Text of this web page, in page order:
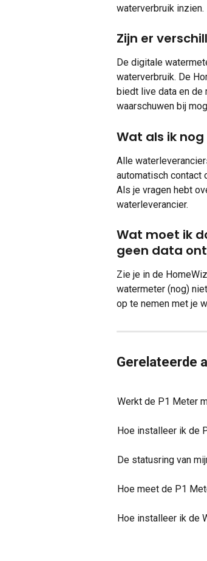
waterverbruik inzien.
Zijn er
De digitale
waterverbruik. De
biedt live data en
waarschuwen bij
Wat als ik
Alle
automatisch contact
Als je vragen hebt
waterleverancier.
Wat moet ik
geen data
Zie je in de
watermeter (nog)
op te nemen met je
Gerelateerde
Werkt de P1 Meter
Hoe installeer ik de
De statusring van
Hoe meet de P1
Hoe installeer ik de